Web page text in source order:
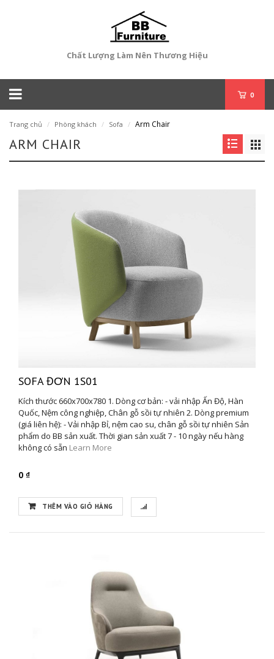
Chất Lượng Làm Nên Thương Hiệu
0
Trang chủ / Phòng khách / Sofa / Arm Chair
ARM CHAIR
SOFA ĐƠN 1S01
Kích thước 660x700x780 1. Dòng cơ bản: - vải nhập Ấn Độ, Hàn
Quốc, Nệm công nghiệp, Chân gỗ sồi tự nhiên 2. Dòng premium
(giá liên hệ): - Vải nhập Bỉ, nệm cao su, chân gỗ sồi tự nhiên Sản
phẩm do BB sản xuất. Thời gian sản xuất 7 - 10 ngày nếu hàng
không có sẵn Learn More
0 ₫
THÊM VÀO GIỎ HÀNG